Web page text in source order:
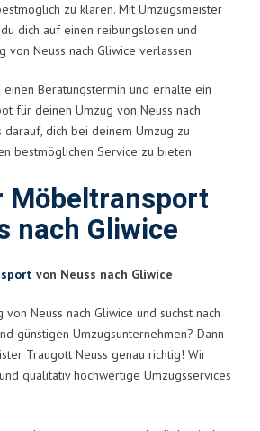
zu klären. Mit Umzugsmeister
dich auf einen reibungslosen und
von Neuss nach Gliwice verlassen.
Beratungstermin und erhalte ein
für deinen Umzug von Neuss nach
darauf, dich bei deinem Umzug zu
bestmöglichen Service zu bieten.
Möbeltransport
nach Gliwice
von Neuss nach Gliwice
Neuss nach Gliwice und suchst nach
günstigen Umzugsunternehmen? Dann
Traugott Neuss genau richtig! Wir
qualitativ hochwertige Umzugsservices